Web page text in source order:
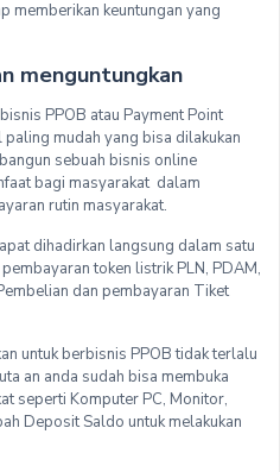
memberikan keuntungan yang
menguntungkan
PPOB atau Payment Point
mudah yang bisa dilakukan
sebuah bisnis online
bagi masyarakat dalam
rutin masyarakat.
dihadirkan langsung dalam satu
token listrik PLN, PDAM,
dan pembayaran Tiket
untuk berbisnis PPOB tidak terlalu
an anda sudah bisa membuka
seperti Komputer PC, Monitor,
Deposit Saldo untuk melakukan